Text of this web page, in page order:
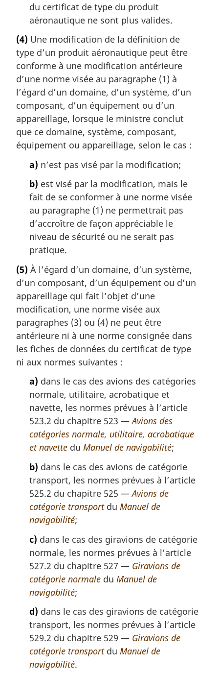
du certificat de type du produit
aéronautique ne sont plus valides.
(4) Une modification de la définition de
type d’un produit aéronautique peut être
conforme à une modification antérieure
d’une norme visée au paragraphe (1) à
l’égard d’un domaine, d’un système, d’un
composant, d’un équipement ou d’un
appareillage, lorsque le ministre conclut
que ce domaine, système, composant,
équipement ou appareillage, selon le cas :
a) n’est pas visé par la modification;
b) est visé par la modification, mais le
fait de se conformer à une norme visée
au paragraphe (1) ne permettrait pas
d’accroître de façon appréciable le
niveau de sécurité ou ne serait pas
pratique.
(5) À l’égard d’un domaine, d’un système,
d’un composant, d’un équipement ou d’un
appareillage qui fait l’objet d’une
modification, une norme visée aux
paragraphes (3) ou (4) ne peut être
antérieure ni à une norme consignée dans
les fiches de données du certificat de type
ni aux normes suivantes :
a) dans le cas des avions des catégories
normale, utilitaire, acrobatique et
navette, les normes prévues à l’article
523.2 du chapitre 523 —Avions des
catégories normale, utilitaire, acrobatique
et navette du Manuel de navigabilité;
b) dans le cas des avions de catégorie
transport, les normes prévues à l’article
525.2 du chapitre 525 —Avions de
catégorie transportdu Manuel de
navigabilité;
c) dans le cas des giravions de catégorie
normale, les normes prévues à l’article
527.2 du chapitre 527 — Giravions de
catégorie normale du Manuel de
navigabilité;
d) dans le cas des giravions de catégorie
transport, les normes prévues à l’article
529.2 du chapitre 529 — Giravions de
catégorie transportdu Manuel de
navigabilité.